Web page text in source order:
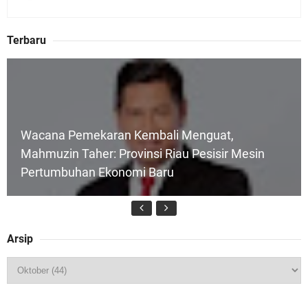
Terbaru
Wacana Pemekaran Kembali Menguat,
Mahmuzin Taher: Provinsi Riau Pesisir Mesin
Pertumbuhan Ekonomi Baru
HUT IBI Ke-75, Bupati Asmar: Bidan Garda
Arsip